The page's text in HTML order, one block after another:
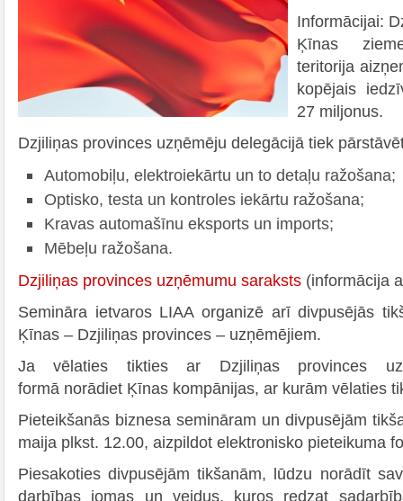
Informācijai:
Ķīnas
teritorija
kopējais
27 miljonus.
Dzjiliņas provinces uzņēmēju delegācijā tiek
Automobiļu, elektroiekārtu un to detaļu ražošana;
Optisko, testa un kontroles iekārtu ražošana;
Kravas automašīnu eksports un imports;
Mēbeļu ražošana.
Dzjiliņas provinces uzņēmumu saraksts (informācija
Semināra ietvaros LIAA organizē arī divpusējās
Ķīnas – Dzjiliņas provinces – uzņēmējiem.
Ja vēlaties tikties ar Dzjiliņas provinces
formā norādiet Ķīnas kompānijas, ar kurām vēlaties
Pieteikšanās biznesa semināram un divpusējām
maija plkst. 12.00, aizpildot elektronisko pieteikuma
Piesakoties divpusējām tikšanām, lūdzu norādīt
darbības jomas un veidus, kuros redzat